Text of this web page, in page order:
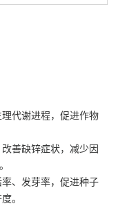
代谢进程，促进作物
善缺锌症状，减少因
、发芽率，促进种子
。